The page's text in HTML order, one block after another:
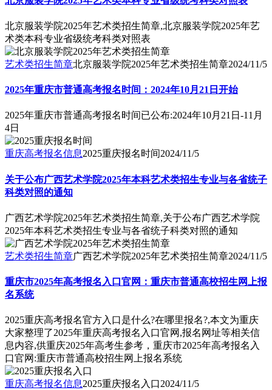
北京服装学院2025年艺术类招生简章,北京服装学院2025年艺
术类本科专业省级统考科类对照表
艺术类招生简章北京服装学院2025年艺术类招生简章2024/11/5
2025年重庆市普通高考报名时间：2024年10月21日开始
2025年重庆市普通高考报名时间已公布:2024年10月21日-11月
4日
重庆高考报名信息2025重庆报名时间2024/11/5
关于公布广西艺术学院2025年本科艺术类招生专业与各省统子
科类对照的通知
广西艺术学院2025年艺术类招生简章,关于公布广西艺术学院
2025年本科艺术类招生专业与各省统子科类对照的通知
艺术类招生简章广西艺术学院2025年艺术类招生简章2024/11/5
重庆市2025年高考报名入口官网：重庆市普通高校招生网上报
名系统
2025重庆高考报名官方入口是什么?在哪里报名?,本文为重庆
大家整理了2025年重庆高考报名入口官网,报名网址等相关信
息内容,供重庆2025年高考生参考，重庆市2025年高考报名入
口官网:重庆市普通高校招生网上报名系统
重庆高考报名信息2025重庆报名入口2024/11/5